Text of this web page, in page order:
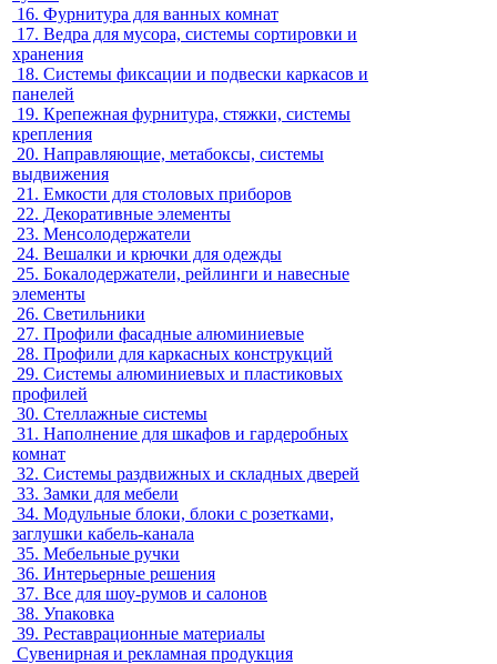
16. Фурнитура для ванных комнат
17. Ведра для мусора, системы сортировки и
хранения
18. Системы фиксации и подвески каркасов и
панелей
19. Крепежная фурнитура, стяжки, системы
крепления
20. Направляющие, метабоксы, системы
выдвижения
21. Емкости для столовых приборов
22. Декоративные элементы
23. Менсолодержатели
24. Вешалки и крючки для одежды
25. Бокалодержатели, рейлинги и навесные
элементы
26. Светильники
27. Профили фасадные алюминиевые
28. Профили для каркасных конструкций
29. Системы алюминиевых и пластиковых
профилей
30. Стеллажные системы
31. Наполнение для шкафов и гардеробных
комнат
32. Системы раздвижных и складных дверей
33. Замки для мебели
34. Модульные блоки, блоки с розетками,
заглушки кабель-канала
35. Мебельные ручки
36. Интерьерные решения
37. Все для шоу-румов и салонов
38. Упаковка
39. Реставрационные материалы
Сувенирная и рекламная продукция